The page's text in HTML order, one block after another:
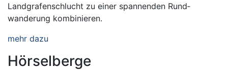
Land­grafen­schlucht zu einer spannenden Rund­
wanderung kombinieren.
mehr dazu
Hörselberge